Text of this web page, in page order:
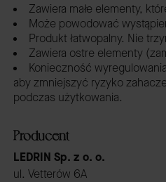
Zawiera małe elementy,
Może powodować
Produkt łatwopalny. Nie
Zawiera ostre elementy
Konieczność
aby zmniejszyć ryzyko
podczas użytkowania.
Producent
LEDRIN Sp. z o. o.
ul. Vetterów 6A